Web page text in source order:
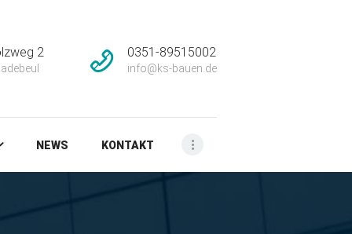
2 0351-89515002
info@ks-bauen.de
NEWS KONTAKT